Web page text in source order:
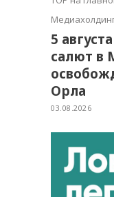
5
салют в
Орла
03.08.2026